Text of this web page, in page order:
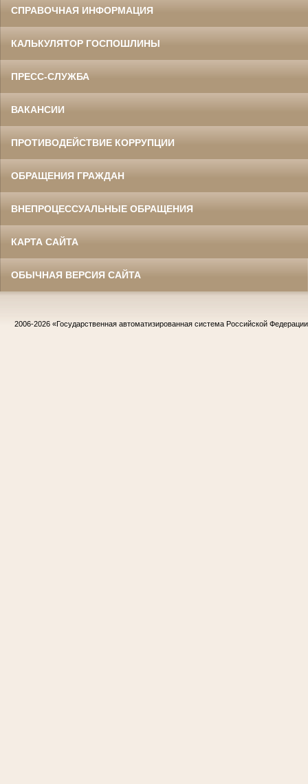
СПРАВОЧНАЯ ИНФОРМАЦИЯ
КАЛЬКУЛЯТОР ГОСПОШЛИНЫ
ПРЕСС-СЛУЖБА
ВАКАНСИИ
ПРОТИВОДЕЙСТВИЕ КОРРУПЦИИ
ОБРАЩЕНИЯ ГРАЖДАН
ВНЕПРОЦЕССУАЛЬНЫЕ ОБРАЩЕНИЯ
КАРТА САЙТА
ОБЫЧНАЯ ВЕРСИЯ САЙТА
2006-2026 «Государственная автоматизированная система Российской